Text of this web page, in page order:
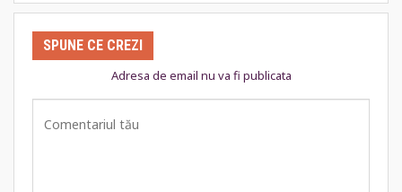
SPUNE CE CREZI
Adresa de email nu va fi publicata